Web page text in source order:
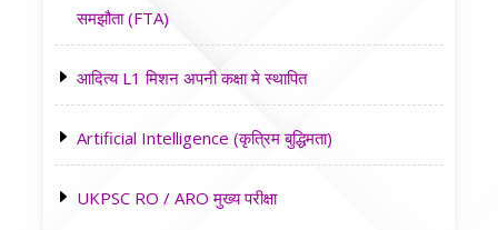
समझौता (FTA)
आदित्य L1 मिशन अपनी कक्षा मे स्थापित
Artificial Intelligence (कृत्रिम बुद्धिमता)
UKPSC RO / ARO मुख्य परीक्षा